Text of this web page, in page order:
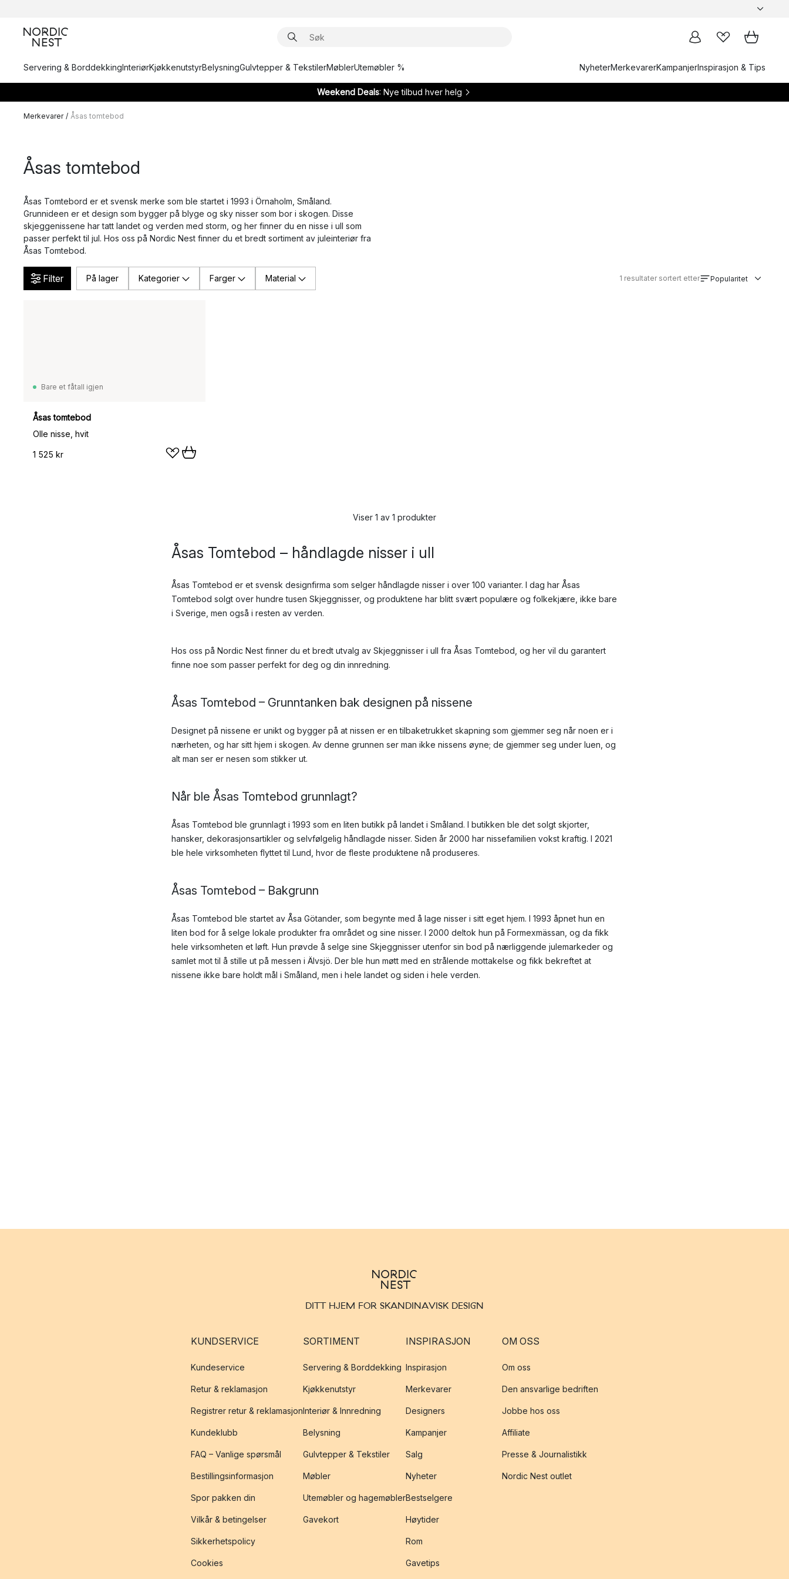
Servering & BorddekkingInteriørKjøkkenutstyrBelysningGulvtepper & TekstilerMøblerUtemøbler % NyheterMerkevarerKampanjerInspirasjon & Tips
Weekend Deals: Nye tilbud hver helg
Merkevarer / Åsas tomtebod
Åsas tomtebod
Åsas Tomtebord er et svensk merke som ble startet i 1993 i Örnaholm, Småland.
Grunnideen er et design som bygger på blyge og sky nisser som bor i skogen. Disse
skjeggenissene har tatt landet og verden med storm, og her finner du en nisse i ull som
passer perfekt til jul. Hos oss på Nordic Nest finner du et bredt sortiment av juleinteriør fra
Åsas Tomtebod.
Filter På lager Kategorier Farger Material 1 resultater sortert etter Popularitet
Bare et fåtall igjen
Åsas tomtebod
Olle nisse, hvit
1 525 kr
Viser 1 av 1 produkter
Åsas Tomtebod – håndlagde nisser i ull
Åsas Tomtebod er et svensk designfirma som selger håndlagde nisser i over 100 varianter. I dag har Åsas
Tomtebod solgt over hundre tusen Skjeggnisser, og produktene har blitt svært populære og folkekjære, ikke bare
i Sverige, men også i resten av verden.
Hos oss på Nordic Nest finner du et bredt utvalg av Skjeggnisser i ull fra Åsas Tomtebod, og her vil du garantert
finne noe som passer perfekt for deg og din innredning.
Åsas Tomtebod – Grunntanken bak designen på nissene
Designet på nissene er unikt og bygger på at nissen er en tilbaketrukket skapning som gjemmer seg når noen er i
nærheten, og har sitt hjem i skogen. Av denne grunnen ser man ikke nissens øyne; de gjemmer seg under luen, og
alt man ser er nesen som stikker ut.
Når ble Åsas Tomtebod grunnlagt?
Åsas Tomtebod ble grunnlagt i 1993 som en liten butikk på landet i Småland. I butikken ble det solgt skjorter,
hansker, dekorasjonsartikler og selvfølgelig håndlagde nisser. Siden år 2000 har nissefamilien vokst kraftig. I 2021
ble hele virksomheten flyttet til Lund, hvor de fleste produktene nå produseres.
Åsas Tomtebod – Bakgrunn
Åsas Tomtebod ble startet av Åsa Götander, som begynte med å lage nisser i sitt eget hjem. I 1993 åpnet hun en
liten bod for å selge lokale produkter fra området og sine nisser. I 2000 deltok hun på Formexmässan, og da fikk
hele virksomheten et løft. Hun prøvde å selge sine Skjeggnisser utenfor sin bod på nærliggende julemarkeder og
samlet mot til å stille ut på messen i Älvsjö. Der ble hun møtt med en strålende mottakelse og fikk bekreftet at
nissene ikke bare holdt mål i Småland, men i hele landet og siden i hele verden.
DITT HJEM FOR SKANDINAVISK DESIGN
KUNDSERVICE
Kundeservice
Retur & reklamasjon
Registrer retur & reklamasjon
Kundeklubb
FAQ – Vanlige spørsmål
Bestillingsinformasjon
Spor pakken din
Vilkår & betingelser
Sikkerhetspolicy
Cookies
SORTIMENT
Servering & Borddekking
Kjøkkenutstyr
Interiør & Innredning
Belysning
Gulvtepper & Tekstiler
Møbler
Utemøbler og hagemøbler
Gavekort
INSPIRASJON
Inspirasjon
Merkevarer
Designers
Kampanjer
Salg
Nyheter
Bestselgere
Høytider
Rom
Gavetips
OM OSS
Om oss
Den ansvarlige bedriften
Jobbe hos oss
Affiliate
Presse & Journalistikk
Nordic Nest outlet